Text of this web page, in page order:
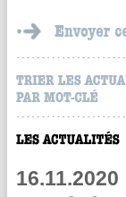
16.11.2020